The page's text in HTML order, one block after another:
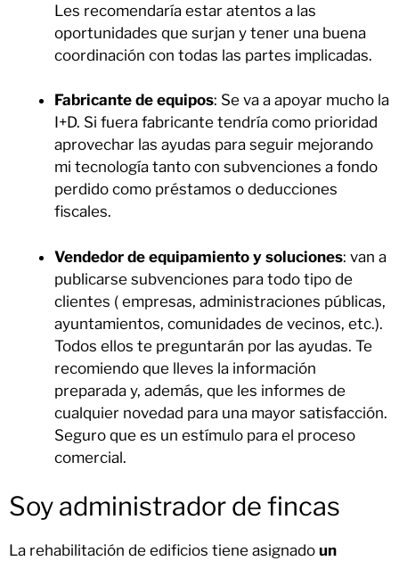
Les recomendaría estar atentos a las
oportunidades que surjan y tener una buena
coordinación con todas las partes implicadas.
Fabricante de equipos: Se va a apoyar mucho la
I+D. Si fuera fabricante tendría como prioridad
aprovechar las ayudas para seguir mejorando
mi tecnología tanto con subvenciones a fondo
perdido como préstamos o deducciones
fiscales.
Vendedor de equipamiento y soluciones: van a
publicarse subvenciones para todo tipo de
clientes ( empresas, administraciones públicas,
ayuntamientos, comunidades de vecinos, etc.).
Todos ellos te preguntarán por las ayudas. Te
recomiendo que lleves la información
preparada y, además, que les informes de
cualquier novedad para una mayor satisfacción.
Seguro que es un estímulo para el proceso
comercial.
Soy administrador de fincas
La rehabilitación de edificios tiene asignado un